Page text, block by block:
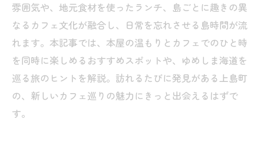
雰囲気や、地元食材を使ったランチ、島ごとに趣きの異
なるカフェ文化が融合し、日常を忘れさせる島時間が流
れます。本記事では、本屋の温もりとカフェでのひと時
を同時に楽しめるおすすめスポットや、ゆめしま海道を
巡る旅のヒントを解説。訪れるたびに発見がある上島町
の、新しいカフェ巡りの魅力にきっと出会えるはずで
す。